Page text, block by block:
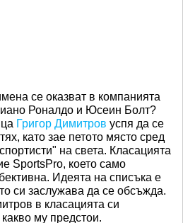
се оказват в компанията
Роналдо и Юсеин Болт?
Григор Димитров успя да се
като зае петото място сред
на света. Класацията
SportsPro, което само
Идеята на списъка е
си заслужава да се обсъжда.
в класацията си
му предстои.